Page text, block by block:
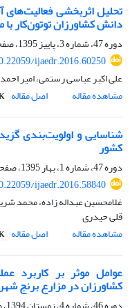
تحلیل اثربخشی فعالیت‌های
دانش کشاورزان توتون‌کار
دوره 47، شماره 3، پاییز 1395، صفحه
ijaedr.2016.60250
علی اکبر عباسی رستمی، امیر
مشاهده مقاله
اصل مقاله
شناسایی و اولویت‌بندی
کشور
دوره 47، شماره 1، بهار 1395، صفحه
ijaedr.2016.58840
غلامحسین عبداله زاده، محمد
قلی حیدری
مشاهده مقاله
اصل مقاله
عوامل موثر بر کاربرد
کشاورزان در مزارع برنج